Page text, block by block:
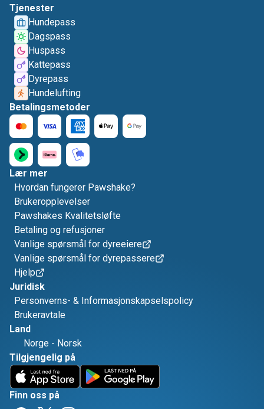
Tjenester
Hundepass
Dagspass
Huspass
Kattepass
Dyrepass
Hundelufting
Betalingsmetoder
Lær mer
Hvordan fungerer Pawshake?
Brukeropplevelser
Pawshakes Kvalitetsløfte
Betaling og refusjoner
Vanlige spørsmål for dyreeiere
Vanlige spørsmål for dyrepassere
Hjelp
Juridisk
Personverns- & Informasjonskapselspolicy
Brukeravtale
Land
Norge - Norsk
Tilgjengelig på
Finn oss på